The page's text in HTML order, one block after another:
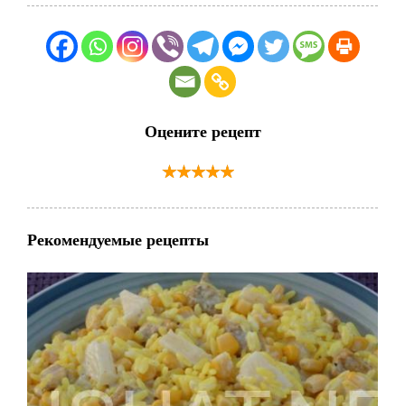
Оцените рецепт
Рекомендуемые рецепты